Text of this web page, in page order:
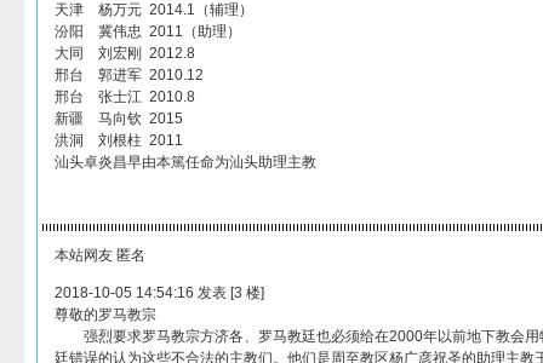
天津 杨万元 2014.1（辅理）
汾阳 冀伟忠 2011（助理）
大同 刘宏刚 2012.8
邢台 郭进军 2010.12
邢台 张士江 2010.8
新疆 马向钦 2015
洪洞 刘根柱 2011
汕头卓炎昌早由本篤任命为汕头助理主教
本站网友 匿名
2018-10-05 14:54:16 发表 [3 楼]
尊敬的罗马教宗
强烈要求罗马教宗方济各、罗马教廷也必须给在2000年以前地下教会用
廷错误的认为这些不合法的主教们。他们是周至教区杨广彦祝圣的助理主教